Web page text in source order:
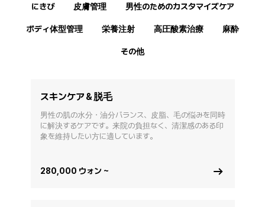
にきび 皮膚管理 男性のためのカスタマイズケア
ボディ体型管理 栄養注射 高圧酸素治療 麻酔
その他
スキンケア＆脱毛
男性の肌の水分・油分バランス、皮脂、毛の悩みを同時
に解決するケアです。来院の負担なく、清潔感のある印
象を維持したい方に適しています。
280,000 ウォン ~